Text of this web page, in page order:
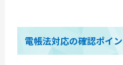
電帳法対応の確認ポイ